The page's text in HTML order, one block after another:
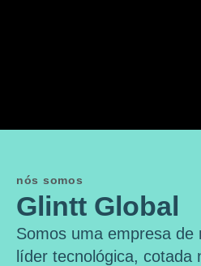
nós somos
Glintt Global
Somos uma empresa de
líder tecnológica, cotada